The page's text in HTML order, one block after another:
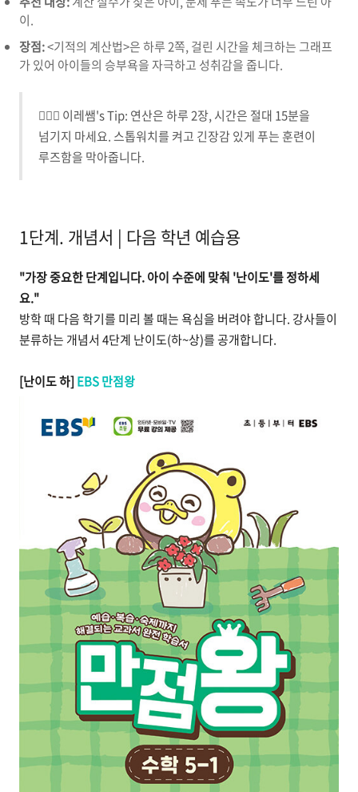
이.
장점:<기적의 계산법>은 하루 2쪽, 걸린 시간을 체크하는 그래프
가 있어 아이들의 승부욕을 자극하고 성취감을 줍니다.
🙋🏻‍♀️ 이레쌤's Tip: 연산은 하루 2장, 시간은 절대 15분을
넘기지 마세요. 스톱워치를 켜고 긴장감 있게 푸는 훈련이
루즈함을 막아줍니다.
1단계. 개념서 | 다음 학년 예습용
"가장 중요한 단계입니다. 아이 수준에 맞춰 '난이도'를 정하세
요."
방학 때 다음 학기를 미리 볼 때는 욕심을 버려야 합니다. 강사들이
분류하는 개념서 4단계 난이도(하~상)를 공개합니다.
[난이도 하]EBS 만점왕